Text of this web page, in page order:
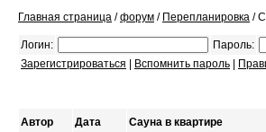
Главная страница /форум / Перепланировка /
Логин:
Пароль:
Зарегистрироваться
Вспомнить пароль
Автор Дата Сауна в квартире